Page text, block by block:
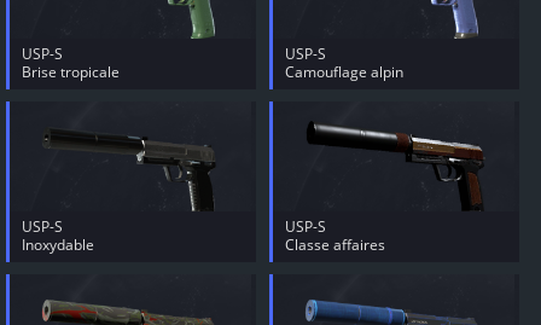
USP-S
Brise tropicale
USP-S
Camouflage alpin
USP-S
Inoxydable
USP-S
Classe affaires